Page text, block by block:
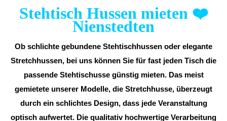
Stehtisch Hussen mieten ❤️
Nienstedten
Ob schlichte gebundene Stehtischhussen oder elegante
Stretchhussen, bei uns können Sie für fast jeden Tisch die
passende Stehtischusse günstig mieten. Das meist
gemietete unserer Modelle, die Stretchhusse, überzeugt
durch ein schlichtes Design, dass jede Veranstaltung
optisch aufwertet. Die qualitativ hochwertige Verarbeitung